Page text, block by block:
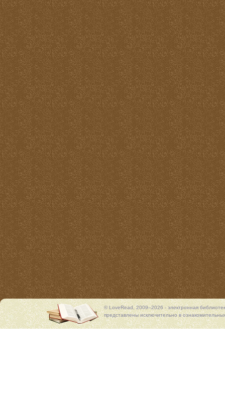
© LoveRead, 2009–2026 - электронная
представлены исключительно в